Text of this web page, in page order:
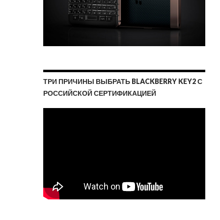
ТРИ ПРИЧИНЫ ВЫБРАТЬ BLACKBERRY KEY2 С
РОССИЙСКОЙ СЕРТИФИКАЦИЕЙ